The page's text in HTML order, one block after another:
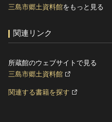
三島市郷土資料館をもっと見る
関連リンク
所蔵館のウェブサイトで見る
三島市郷土資料館
関連する書籍を探す